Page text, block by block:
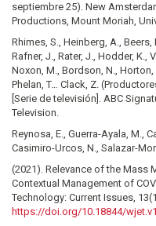
septiembre 25). New
Productions, Mount Moriah,
Rhimes, S., Heinberg, A., Beers,
Rafner, J., Rater, J., Hodder, K.,
Noxon, M., Bordson, N., Horton,
Phelan, T… Clack, Z.
[Serie de televisión]. ABC
Television.
Reynosa, E., Guerra-Ayala, M.,
Casimiro-Urcos, N., Salazar-
(2021). Relevance of the Mass
Contextual Management of
Technology: Current Issues,
https://doi.org/10.18844/